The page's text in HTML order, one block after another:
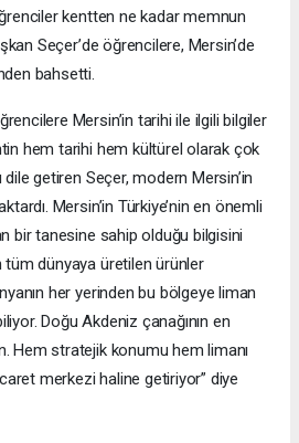
kentten ne kadar memnun
Seçer’de öğrencilere, Mersin’de
bahsetti.
Mersin’in tarihi ile ilgili bilgiler
hem tarihi hem kültürel olarak çok
getiren Seçer, modern Mersin’in
Mersin’in Türkiye’nin en önemli
bir tanesine sahip olduğu bilgisini
tüm dünyaya üretilen ürünler
her yerinden bu bölgeye liman
Doğu Akdeniz çanağının en
Hem stratejik konumu hem limanı
merkezi haline getiriyor” diye